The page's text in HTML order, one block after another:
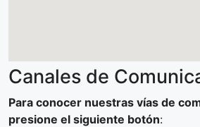
Canales de
Para conocer nuestras vías de
presione el siguiente botón: